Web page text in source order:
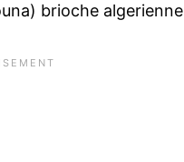
brioche algerienne